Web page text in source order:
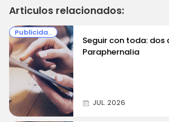
Articulos relacionados:
Publicidad y Comunicación
Seguir con toda: dos
Paraphernalia
JUL. 2026